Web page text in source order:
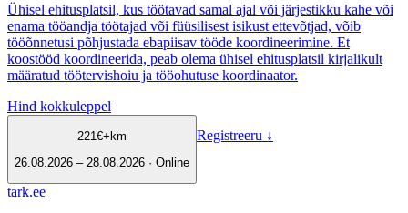
Ühisel ehitusplatsil, kus töötavad samal ajal või järjestikku kahe või
enama tööandja töötajad või füüsilisest isikust ettevõtjad, võib
tööõnnetusi põhjustada ebapiisav tööde koordineerimine. Et
koostööd koordineerida, peab olema ühisel ehitusplatsil kirjalikult
määratud töötervishoiu ja tööohutuse koordinaator.
Hind kokkuleppel
221€+km
26.08.2026 – 28.08.2026 · Online
Registreeru ↓
tark.ee